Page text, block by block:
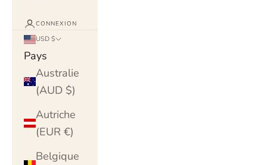
CONNEXION
USD $
Pays
Australie
(AUD $)
Autriche
(EUR €)
Belgique